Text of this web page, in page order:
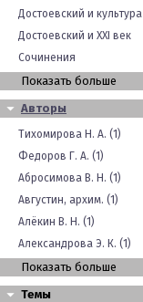
Достоевский и культура
Достоевский и XXI век
Сочинения
Показать больше
Авторы
Тихомирова Н. А. (1)
Федоров Г. А. (1)
Абросимова В. Н. (1)
Августин, архим. (1)
Алёкин В. Н. (1)
Александрова Э. К. (1)
Показать больше
Темы